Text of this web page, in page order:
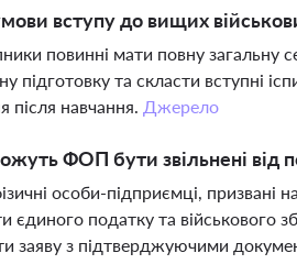
вступу до вищих
повинні мати повну загальну
підготовку та скласти вступні
після навчання. Джерело
ФОП бути звільнені від
особи-підприємці, призвані
єдиного податку та військового
заяву з підтверджуючими